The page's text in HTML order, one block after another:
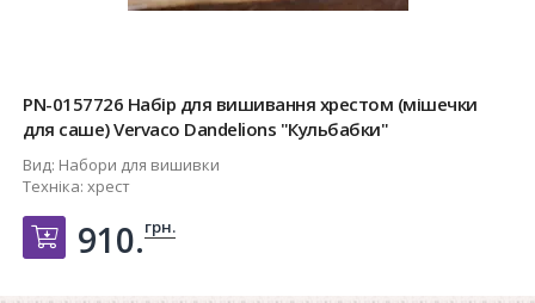
PN-0157726 Набір для вишивання хрестом (мішечки
для саше) Vervaco Dandelions "Кульбабки"
Вид: Набори для вишивки
Техніка: хрест
Добавить в корзину
910.грн.